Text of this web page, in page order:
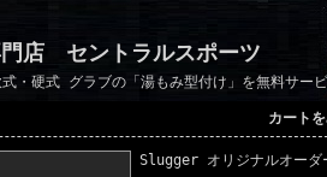
店 セントラルスポーツ
・硬式 グラブの「湯もみ型付け」を無料サー
カート
Slugger オリジナルオーダ